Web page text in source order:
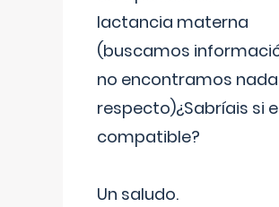
lactancia materna
(buscamos
no encontramos
respecto)¿Sabríais si
compatible?
Un saludo.